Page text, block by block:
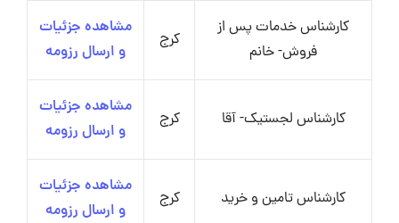
کارشناس خدمات پس از
فروش- خانم
کرج
مشاهده جزئیات
و ارسال رزومه
کارشناس لجستیک- آقا کرج
مشاهده جزئیات
و ارسال رزومه
کارشناس تامین و خرید کرج
مشاهده جزئیات
و ارسال رزومه